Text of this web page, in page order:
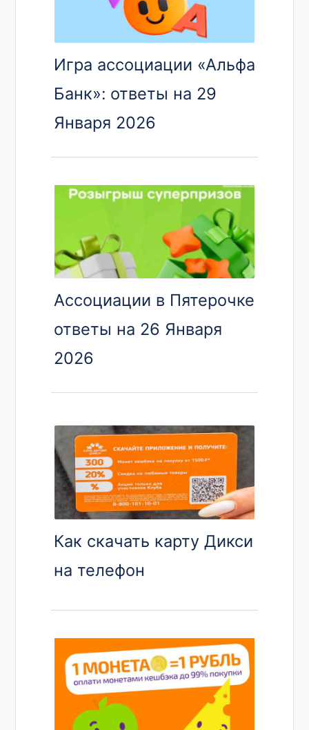
Игра ассоциации «Альфа
Банк»: ответы на 29
Января 2026
Ассоциации в Пятерочке
ответы на 26 Января
2026
Как скачать карту Дикси
на телефон